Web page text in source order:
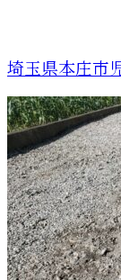
埼玉県本庄市